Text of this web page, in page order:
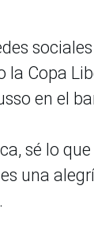
la Copa
en el
sé lo
una